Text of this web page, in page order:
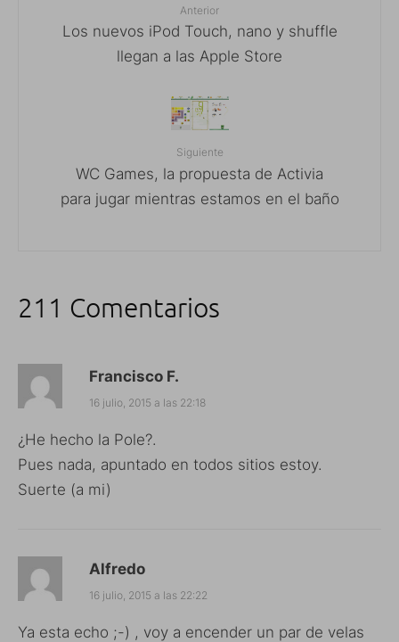
Anterior
Los nuevos iPod Touch, nano y shuffle
llegan a las Apple Store
Siguiente
WC Games, la propuesta de Activia
para jugar mientras estamos en el baño
211 Comentarios
Francisco F.
16 julio, 2015 a las 22:18
¿He hecho la Pole?.
Pues nada, apuntado en todos sitios estoy.
Suerte (a mi)
Alfredo
16 julio, 2015 a las 22:22
Ya esta echo ;-) , voy a encender un par de velas